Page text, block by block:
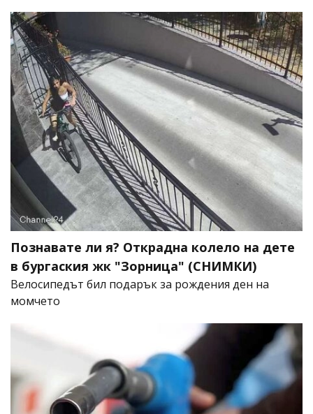
Познавате ли я? Открадна колело на дете
в бургаския жк "Зорница" (СНИМКИ)
Велосипедът бил подарък за рождения ден на
момчето